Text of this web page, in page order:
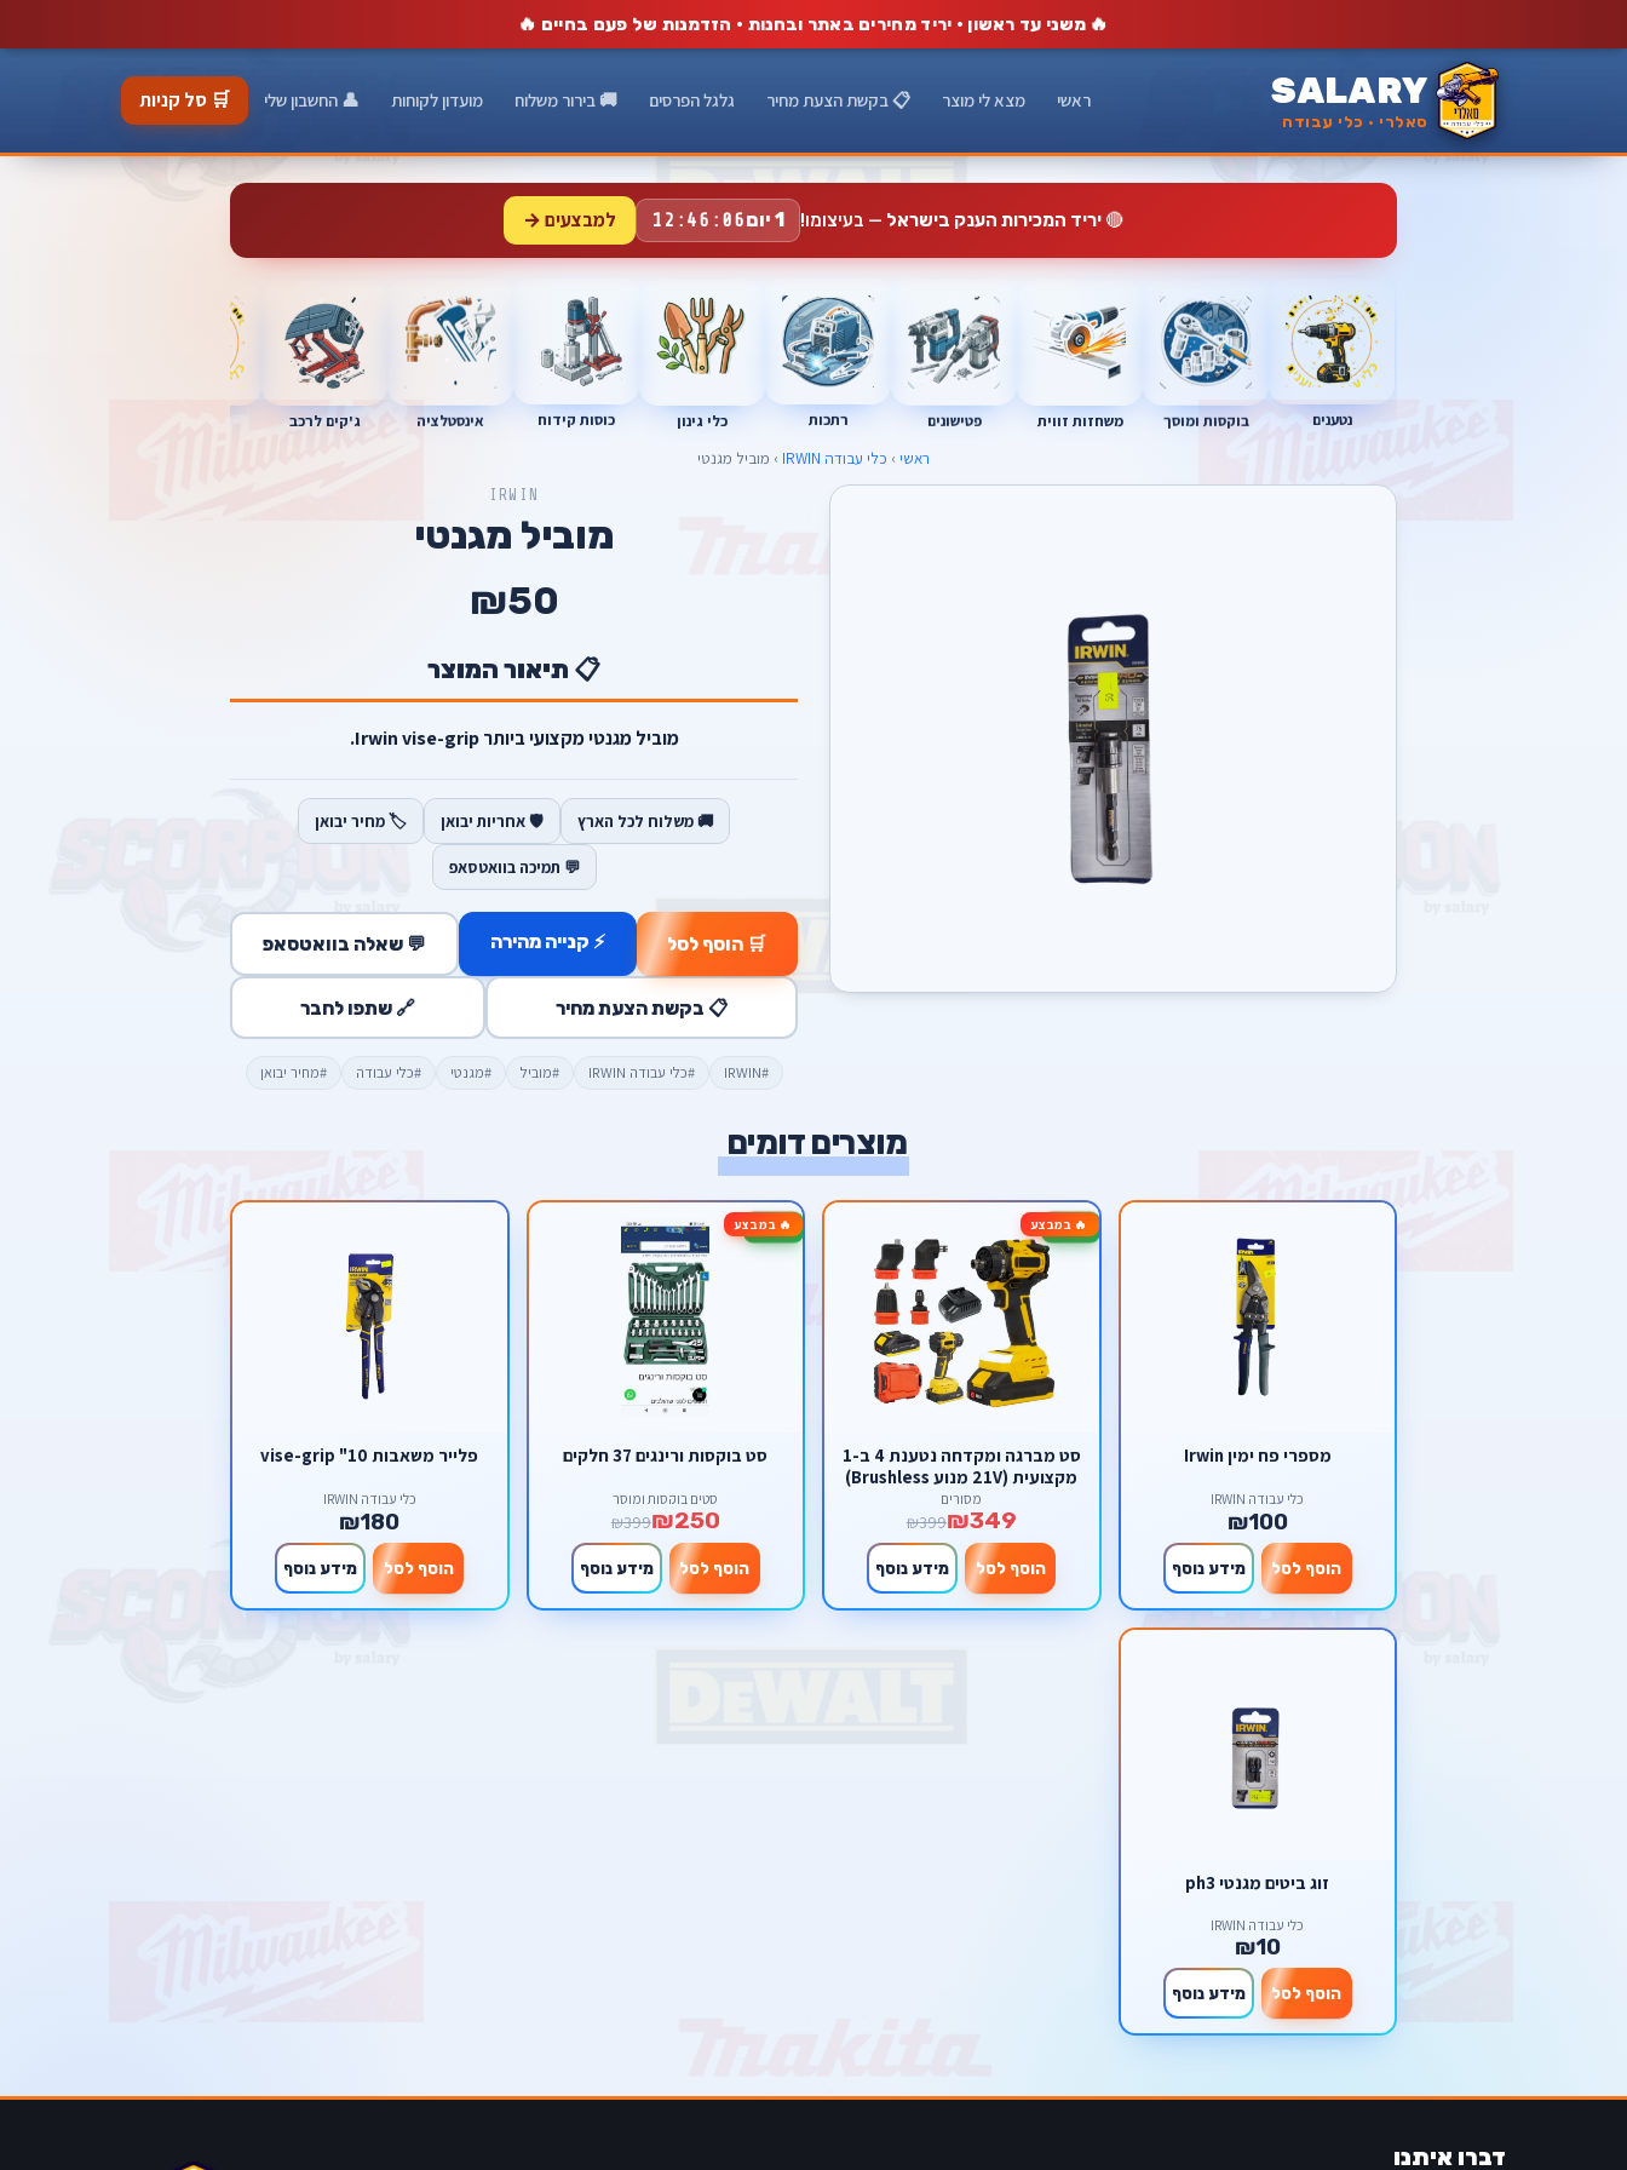
🔥 משני עד ראשון · יריד מחירים באתר ובחנות · הזדמנות של פעם בחיים 🔥
SALARY
סאלרי · כלי עבודה
ראשי מצא לי מוצר 📋 בקשת הצעת מחיר גלגל הפרסים 🚚 בירור משלוח מועדון לקוחות 👤 החשבון שלי 🛒 סל קניות
🔴יריד המכירות הענק בישראל — בעיצומו! 1 יום 12:46:05 למבצעים →
נטענים בוקסות ומוסך משחזות זווית פטישונים רתכות כלי גינון כוסות קידוח אינסטלציה ג'קים לרכב
ראשי › כלי עבודה IRWIN › מוביל מגנטי
IRWIN
מוביל מגנטי
₪50
📋 תיאור המוצר
מוביל מגנטי מקצועי ביותר Irwin vise-grip.
🚚 משלוח לכל הארץ 🛡️ אחריות יבואן 🏷️ מחיר יבואן
💬 תמיכה בוואטסאפ
🛒 הוסף לסל ⚡ קנייה מהירה 💬 שאלה בוואטסאפ
📋 בקשת הצעת מחיר 🔗 שתפו לחבר
#IRWIN #כלי עבודה IRWIN #מוביל #מגנטי #כלי עבודה #מחיר יבואן
מוצרים דומים
מספרי פח ימין Irwin
כלי עבודה IRWIN
₪100
הוסף לסל מידע נוסף
🔥 במבצע-13%
סט מברגה ומקדחה נטענת 4 ב-1
מקצועית (21V מנוע Brushless)
– פוטר מתחלף וראשים לזוויות
קשות מבית סקורפיון
מסורים
₪349
₪399
הוסף לסל מידע נוסף
🔥 במבצע-37%
סט בוקסות ורינגים 37 חלקים
סטים בוקסות ומוסך
₪250
₪399
הוסף לסל מידע נוסף
פלייר משאבות 10" vise-grip
כלי עבודה IRWIN
₪180
הוסף לסל מידע נוסף
זוג ביטים מגנטי ph3
כלי עבודה IRWIN
₪10
הוסף לסל מידע נוסף
דברו איתנו